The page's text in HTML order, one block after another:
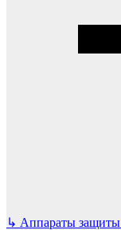
↳ Аппараты защиты